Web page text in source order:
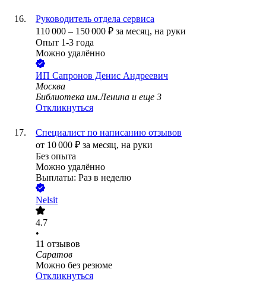
Руководитель отдела сервиса
110 000 – 150 000 ₽ за месяц, на руки
Опыт 1-3 года
Можно удалённо
ИП Сапронов Денис Андреевич
Москва
Библиотека им.Ленина и еще 3
Откликнуться
Специалист по написанию отзывов
от 10 000 ₽ за месяц, на руки
Без опыта
Можно удалённо
Выплаты: Раз в неделю
Nelsit
4.7
•
11 отзывов
Саратов
Можно без резюме
Откликнуться